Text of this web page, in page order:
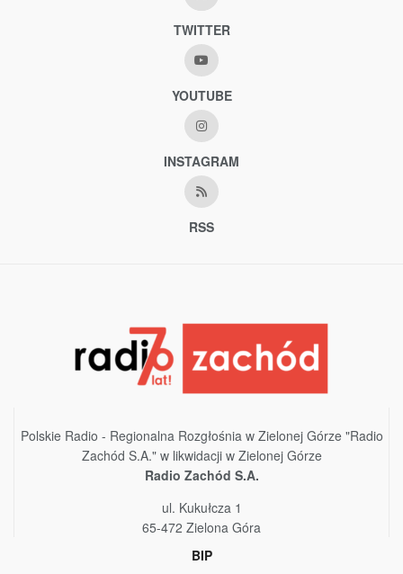
TWITTER
YOUTUBE
INSTAGRAM
RSS
Polskie Radio - Regionalna Rozgłośnia w Zielonej Górze "Radio
Zachód S.A." w likwidacji w Zielonej Górze
Radio Zachód S.A.
ul. Kukułcza 1
65-472 Zielona Góra
BIP